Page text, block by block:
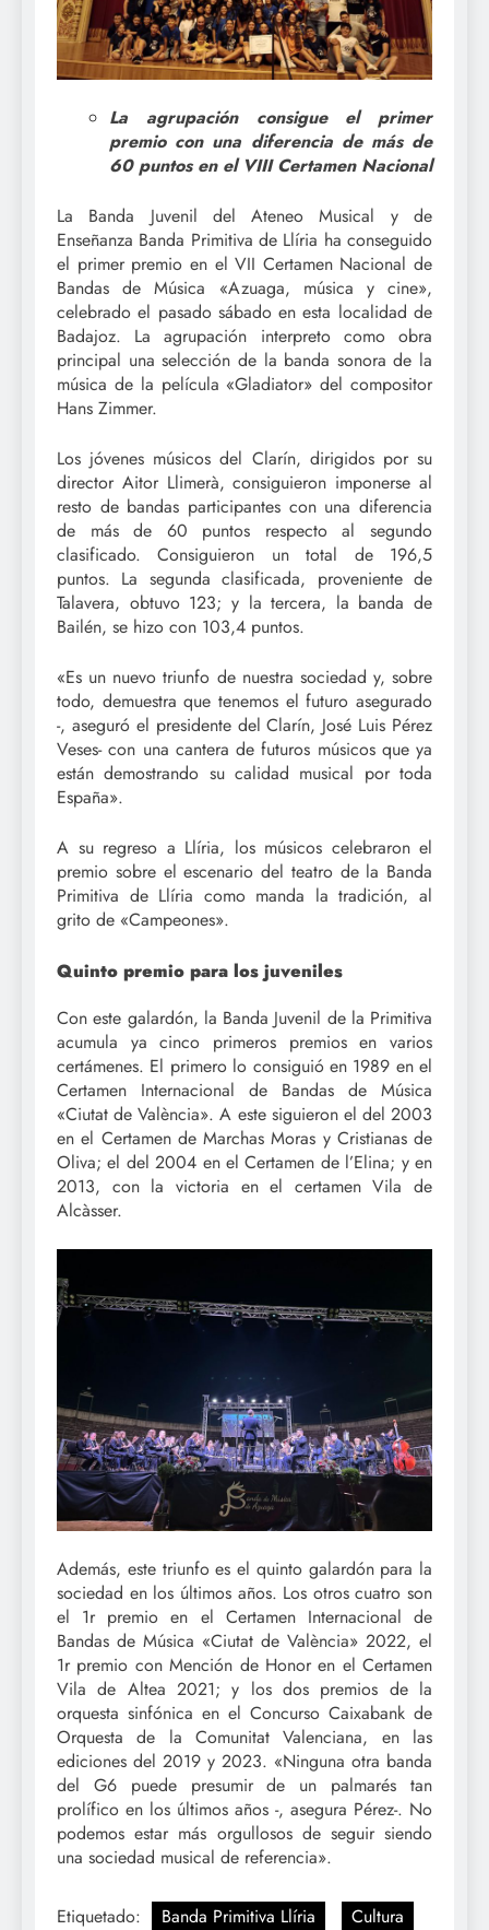
La agrupación consigue el primer
premio con una diferencia de más de
60 puntos en el VIII Certamen Nacional
La Banda Juvenil del Ateneo Musical y de
Enseñanza Banda Primitiva de Llíria ha conseguido
el primer premio en el VII Certamen Nacional de
Bandas de Música «Azuaga, música y cine»,
celebrado el pasado sábado en esta localidad de
Badajoz. La agrupación interpreto como obra
principal una selección de la banda sonora de la
música de la película «Gladiator» del compositor
Hans Zimmer.
Los jóvenes músicos del Clarín, dirigidos por su
director Aitor Llimerà, consiguieron imponerse al
resto de bandas participantes con una diferencia
de más de 60 puntos respecto al segundo
clasificado. Consiguieron un total de 196,5
puntos. La segunda clasificada, proveniente de
Talavera, obtuvo 123; y la tercera, la banda de
Bailén, se hizo con 103,4 puntos.
«Es un nuevo triunfo de nuestra sociedad y, sobre
todo, demuestra que tenemos el futuro asegurado
-, aseguró el presidente del Clarín, José Luis Pérez
Veses- con una cantera de futuros músicos que ya
están demostrando su calidad musical por toda
España».
A su regreso a Llíria, los músicos celebraron el
premio sobre el escenario del teatro de la Banda
Primitiva de Llíria como manda la tradición, al
grito de «Campeones».
Quinto premio para los juveniles
Con este galardón, la Banda Juvenil de la Primitiva
acumula ya cinco primeros premios en varios
certámenes. El primero lo consiguió en 1989 en el
Certamen Internacional de Bandas de Música
«Ciutat de València». A este siguieron el del 2003
en el Certamen de Marchas Moras y Cristianas de
Oliva; el del 2004 en el Certamen de l’Elina; y en
2013, con la victoria en el certamen Vila de
Alcàsser.
Además, este triunfo es el quinto galardón para la
sociedad en los últimos años. Los otros cuatro son
el 1r premio en el Certamen Internacional de
Bandas de Música «Ciutat de València» 2022, el
1r premio con Mención de Honor en el Certamen
Vila de Altea 2021; y los dos premios de la
orquesta sinfónica en el Concurso Caixabank de
Orquesta de la Comunitat Valenciana, en las
ediciones del 2019 y 2023. «Ninguna otra banda
del G6 puede presumir de un palmarés tan
prolífico en los últimos años -, asegura Pérez-. No
podemos estar más orgullosos de seguir siendo
una sociedad musical de referencia».
Etiquetado: Banda Primitiva Llíria Cultura